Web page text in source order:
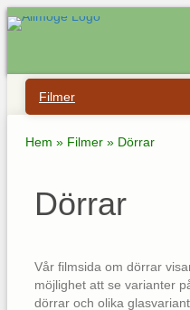
Filmer
Hem » Filmer » Dörrar
Dörrar
Vår filmsida om dörrar
möjlighet att se varianter
dörrar och olika